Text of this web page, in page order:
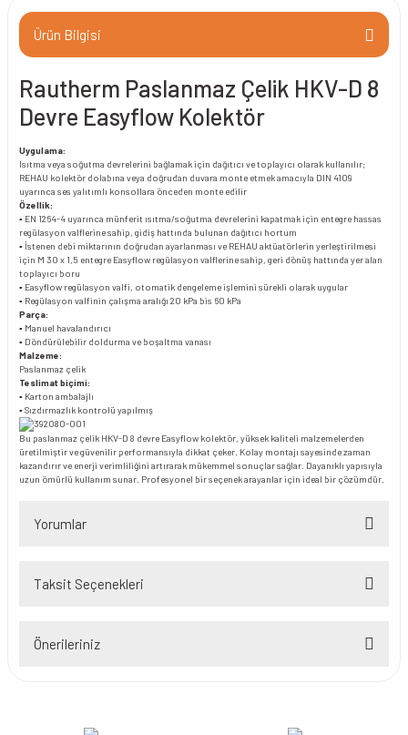
Ürün Bilgisi
Rautherm Paslanmaz Çelik HKV-D 8
Devre Easyflow Kolektör
Uygulama:
Isıtma veya soğutma devrelerini bağlamak için dağıtıcı ve toplayıcı olarak kullanılır;
REHAU kolektör dolabına veya doğrudan duvara monte etmek amacıyla DIN 4109
uyarınca ses yalıtımlı konsollara önceden monte edilir
Özellik:
▪ EN 1264-4 uyarınca münferit ısıtma/soğutma devrelerini kapatmak için entegre hassas
regülasyon valflerine sahip, gidiş hattında bulunan dağıtıcı hortum
▪ İstenen debi miktarının doğrudan ayarlanması ve REHAU aktüatörlerin yerleştirilmesi
için M 30 x 1,5 entegre Easyflow regülasyon valflerine sahip, geri dönüş hattında yer alan
toplayıcı boru
▪ Easyflow regülasyon valfi, otomatik dengeleme işlemini sürekli olarak uygular
▪ Regülasyon valfinin çalışma aralığı 20 kPa bis 60 kPa
Parça:
▪ Manuel havalandırıcı
▪ Döndürülebilir doldurma ve boşaltma vanası
Malzeme:
Paslanmaz çelik
Teslimat biçimi:
▪ Karton ambalajlı
▪ Sızdırmazlık kontrolü yapılmış
Bu paslanmaz çelik HKV-D 8 devre Easyflow kolektör, yüksek kaliteli malzemelerden
üretilmiştir ve güvenilir performansıyla dikkat çeker. Kolay montajı sayesinde zaman
kazandırır ve enerji verimliliğini artırarak mükemmel sonuçlar sağlar. Dayanıklı yapısıyla
uzun ömürlü kullanım sunar. Profesyonel bir seçenek arayanlar için ideal bir çözümdür.
Yorumlar
Taksit Seçenekleri
Önerileriniz
iletebilirsiniz.